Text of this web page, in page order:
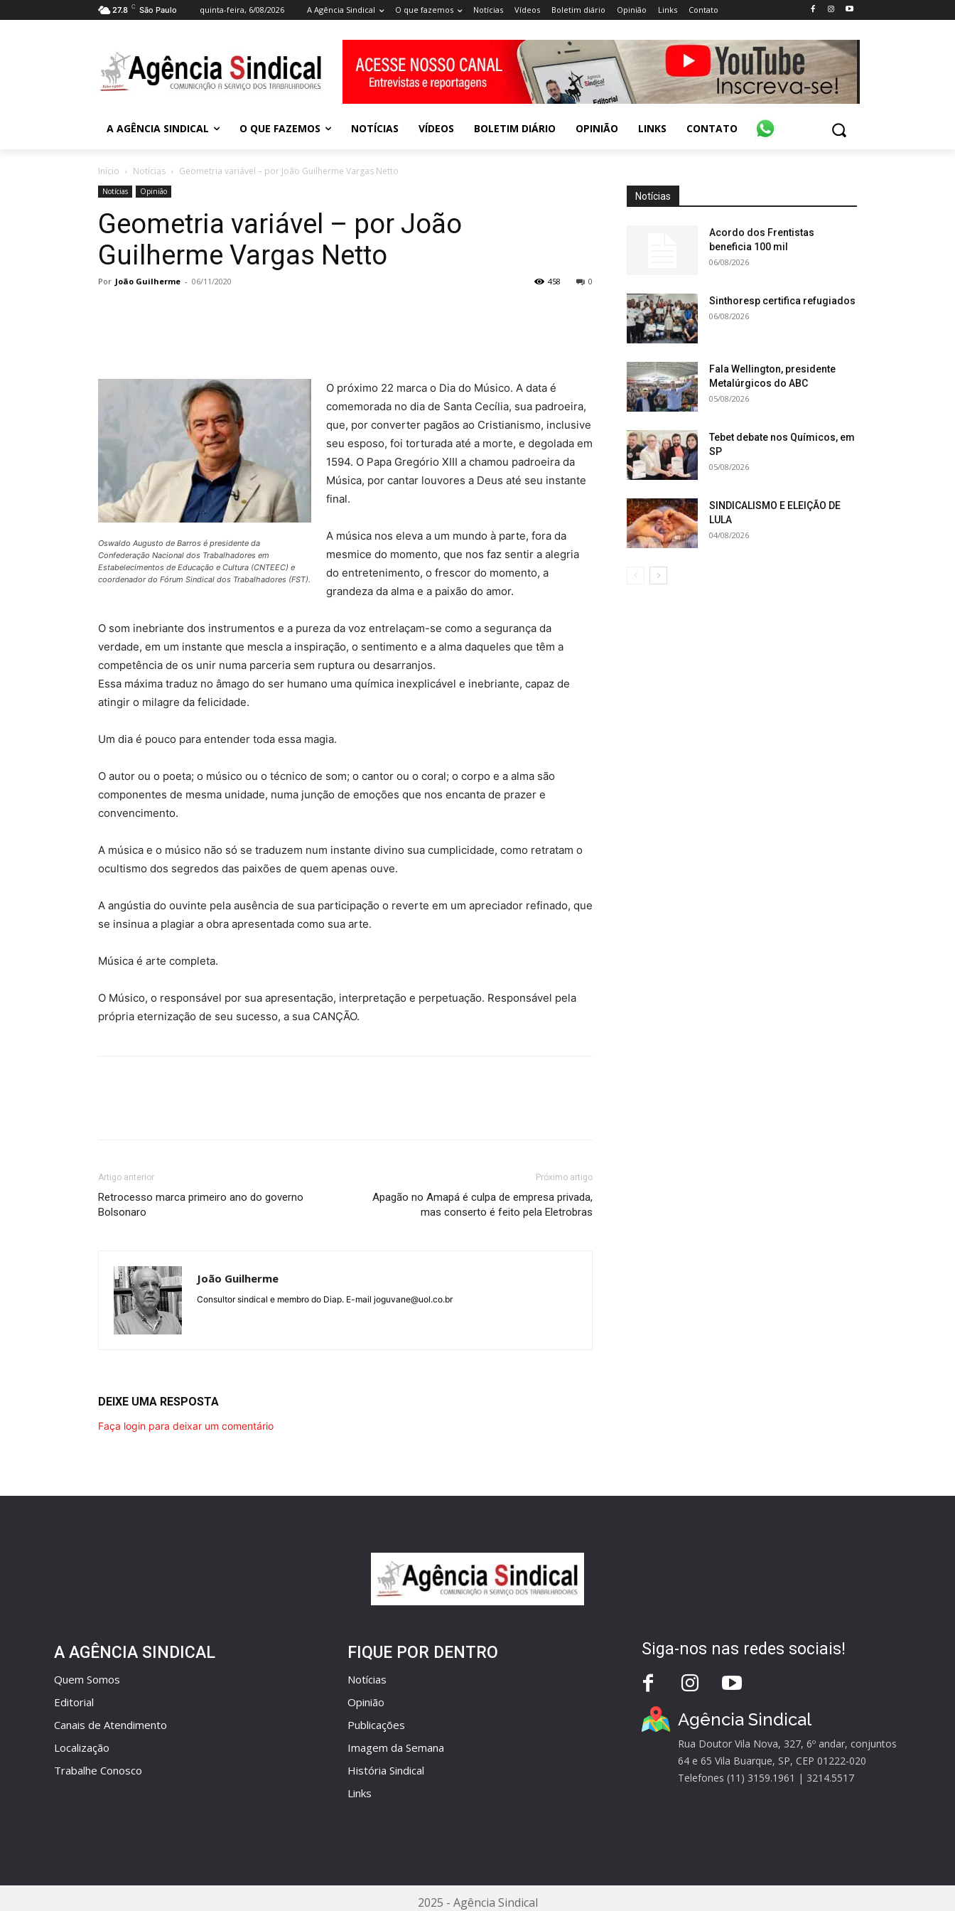
27.8 C São Paulo quinta-feira, 6/08/2026 A Agência Sindical O que fazemos Notícias Vídeos Boletim diário Opinião Links Contato
A AGÊNCIA SINDICAL O QUE FAZEMOS NOTÍCIAS VÍDEOS BOLETIM DIÁRIO OPINIÃO LINKS CONTATO
Início Notícias Geometria variável – por João Guilherme Vargas Netto
Notícias Opinião
Geometria variável – por João
Guilherme Vargas Netto
Por João Guilherme - 06/11/2020 0
458
Oswaldo Augusto de Barros é presidente da
Confederação Nacional dos Trabalhadores em
Estabelecimentos de Educação e Cultura (CNTEEC) e
coordenador do Fórum Sindical dos Trabalhadores (FST).
O próximo 22 marca o Dia do Músico. A data é
comemorada no dia de Santa Cecília, sua padroeira,
que, por converter pagãos ao Cristianismo, inclusive
seu esposo, foi torturada até a morte, e degolada em
1594. O Papa Gregório XIII a chamou padroeira da
Música, por cantar louvores a Deus até seu instante
final.
A música nos eleva a um mundo à parte, fora da
mesmice do momento, que nos faz sentir a alegria
do entretenimento, o frescor do momento, a
grandeza da alma e a paixão do amor.
O som inebriante dos instrumentos e a pureza da voz entrelaçam-se como a segurança da
verdade, em um instante que mescla a inspiração, o sentimento e a alma daqueles que têm a
competência de os unir numa parceria sem ruptura ou desarranjos.
Essa máxima traduz no âmago do ser humano uma química inexplicável e inebriante, capaz de
atingir o milagre da felicidade.
Um dia é pouco para entender toda essa magia.
O autor ou o poeta; o músico ou o técnico de som; o cantor ou o coral; o corpo e a alma são
componentes de mesma unidade, numa junção de emoções que nos encanta de prazer e
convencimento.
A música e o músico não só se traduzem num instante divino sua cumplicidade, como retratam o
ocultismo dos segredos das paixões de quem apenas ouve.
A angústia do ouvinte pela ausência de sua participação o reverte em um apreciador refinado, que
se insinua a plagiar a obra apresentada como sua arte.
Música é arte completa.
O Músico, o responsável por sua apresentação, interpretação e perpetuação. Responsável pela
própria eternização de seu sucesso, a sua CANÇÃO.
Artigo anterior
Retrocesso marca primeiro ano do governo
Bolsonaro
Próximo artigo
Apagão no Amapá é culpa de empresa privada,
mas conserto é feito pela Eletrobras
João Guilherme
Consultor sindical e membro do Diap. E-mail joguvane@uol.co.br
DEIXE UMA RESPOSTA
Faça login para deixar um comentário
Notícias
Acordo dos Frentistas
beneficia 100 mil
06/08/2026
Sinthoresp certifica refugiados
06/08/2026
Fala Wellington, presidente
Metalúrgicos do ABC
05/08/2026
Tebet debate nos Químicos, em
SP
05/08/2026
SINDICALISMO E ELEIÇÃO DE
LULA
04/08/2026
A AGÊNCIA SINDICAL
Quem Somos
Editorial
Canais de Atendimento
Localização
Trabalhe Conosco
FIQUE POR DENTRO
Notícias
Opinião
Publicações
Imagem da Semana
História Sindical
Links
Siga-nos nas redes sociais!
Agência Sindical
Rua Doutor Vila Nova, 327, 6º andar, conjuntos
64 e 65 Vila Buarque, SP, CEP 01222-020
Telefones (11) 3159.1961 | 3214.5517
2025 - Agência Sindical